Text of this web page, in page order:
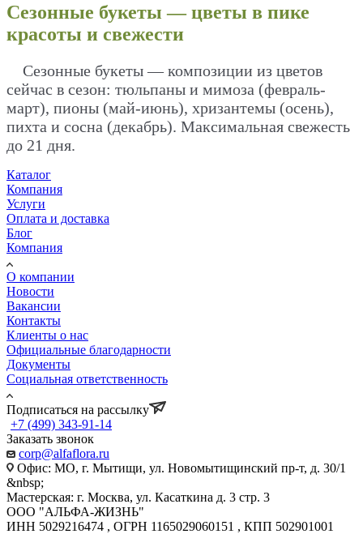
Сезонные букеты — цветы в пике
красоты и свежести
Сезонные букеты — композиции из цветов
сейчас в сезон: тюльпаны и мимоза (февраль-
март), пионы (май-июнь), хризантемы (осень),
пихта и сосна (декабрь). Максимальная свежесть
до 21 дня.
Каталог
Компания
Услуги
Оплата и доставка
Блог
Компания
О компании
Новости
Вакансии
Контакты
Клиенты о нас
Официальные благодарности
Документы
Социальная ответственность
Подписаться на рассылку
+7 (499) 343-91-14
Заказать звонок
corp@alfaflora.ru
Офис: МО, г. Мытищи, ул. Новомытищинский пр-т, д. 30/1
&nbsp;
Мастерская: г. Москва, ул. Касаткина д. 3 стр. 3
ООО "АЛЬФА-ЖИЗНЬ"
ИНН 5029216474 , ОГРН 1165029060151 , КПП 502901001